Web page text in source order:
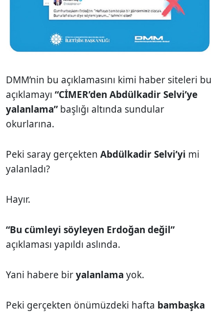
DMM’nin bu açıklamasını kimi haber siteleri bu
açıklamayı “CİMER’den Abdülkadir Selvi’ye
yalanlama”başlığı altında sundular
okurlarına.
Peki saray gerçekten Abdülkadir Selvi’yi mi
yalanladı?
Hayır.
“Bu cümleyi söyleyen Erdoğan değil”
açıklaması yapıldı aslında.
Yani habere biryalanlama yok.
Peki gerçekten önümüzdeki hafta bambaşka